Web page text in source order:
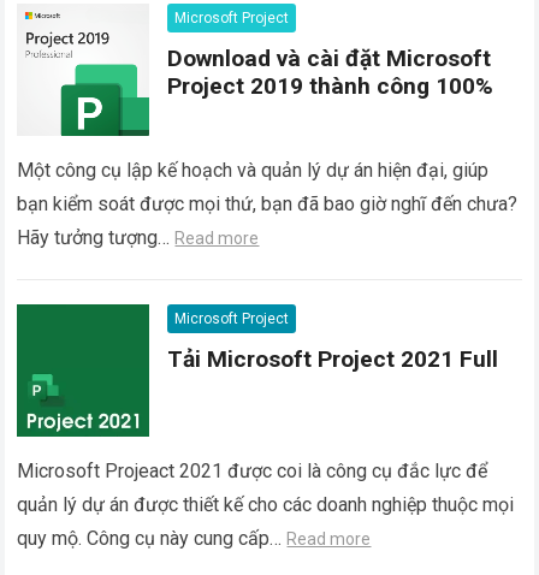
Microsoft Project
Download và cài đặt Microsoft
Project 2019 thành công 100%
Một công cụ lập kế hoạch và quản lý dự án hiện đại, giúp
bạn kiểm soát được mọi thứ, bạn đã bao giờ nghĩ đến chưa?
Hãy tưởng tượng… Read more
Microsoft Project
Tải Microsoft Project 2021 Full
Microsoft Projeact 2021 được coi là công cụ đắc lực để
quản lý dự án được thiết kế cho các doanh nghiệp thuộc mọi
quy mộ. Công cụ này cung cấp… Read more